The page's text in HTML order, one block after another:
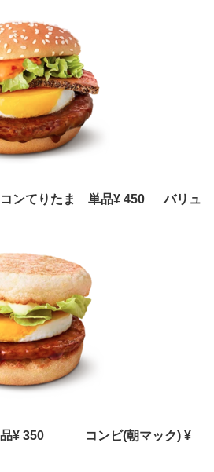
コンてりたま 単品¥ 450 バリュ
品¥ 350 コンビ(朝マック) ¥